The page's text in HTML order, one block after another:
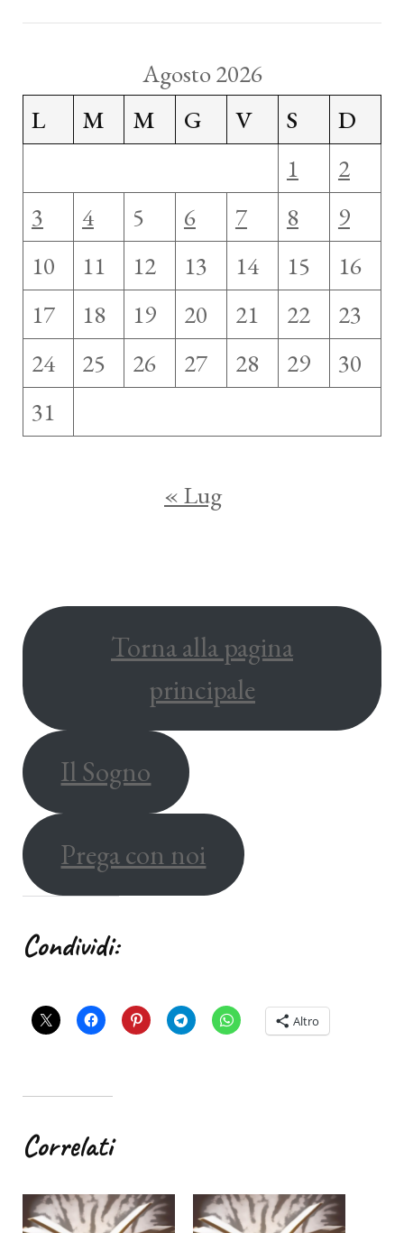
Agosto 2026
L
M M G V S
D
1
2
3
4 5 6 7 8
9
10
11 12 13 14 15
16
17
18 19 20 21 22
23
24
25 26 27 28 29
30
31
« Lug
Torna alla pagina
principale
Il Sogno
Prega con noi
Condividi:
Altro
Correlati